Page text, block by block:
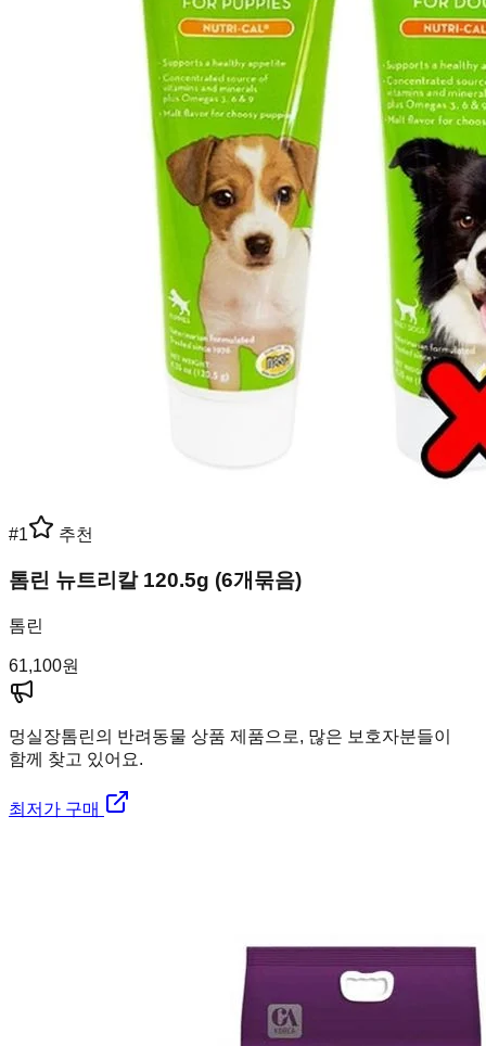
#1 추천
톰린 뉴트리칼 120.5g (6개묶음)
톰린
61,100원
멍실장톰린의 반려동물 상품 제품으로, 많은 보호자분들이
함께 찾고 있어요.
최저가 구매